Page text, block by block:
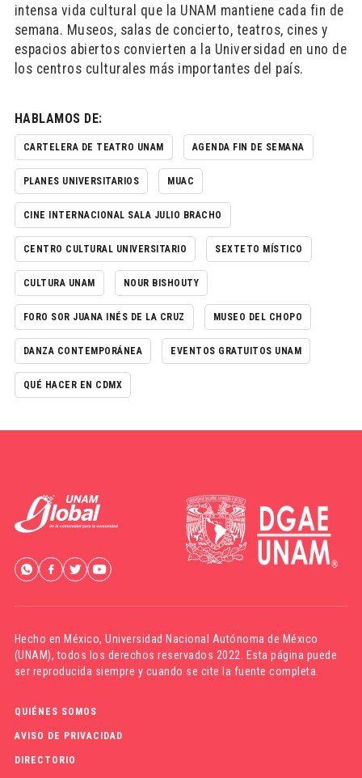
intensa vida cultural que la UNAM mantiene cada fin de
semana. Museos, salas de concierto, teatros, cines y
espacios abiertos convierten a la Universidad en uno de
los centros culturales más importantes del país.
HABLAMOS DE:
CARTELERA DE TEATRO UNAM AGENDA FIN DE SEMANA
PLANES UNIVERSITARIOS MUAC
CINE INTERNACIONAL SALA JULIO BRACHO
CENTRO CULTURAL UNIVERSITARIO SEXTETO MÍSTICO
CULTURA UNAM NOUR BISHOUTY
FORO SOR JUANA INÉS DE LA CRUZ MUSEO DEL CHOPO
DANZA CONTEMPORÁNEA EVENTOS GRATUITOS UNAM
QUÉ HACER EN CDMX
Hecho en México,Universidad Nacional Autónoma de México
(UNAM), todos los derechos reservados 2022. Esta página puede
ser reproducida siempre y cuando se cite la fuente completa.
QUIÉNES SOMOS
AVISO DE PRIVACIDAD
DIRECTORIO